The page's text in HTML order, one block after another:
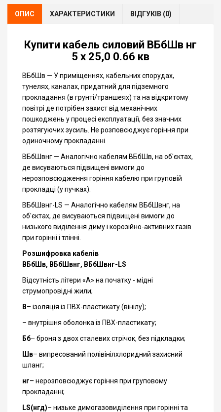
ОПИС ХАРАКТЕРИСТИКИ ВІДГУКІВ (0)
Купити кабель силовий ВБбШв нг
5 x 25,0 0.66 кв
ВБбШв — У приміщеннях, кабельних спорудах,
тунелях, каналах, придатний для підземного
прокладання (в грунті/траншеях) та на відкритому
повітрі де потрібен захист від механічних
пошкоджень у процесі експлуатації, без значних
розтягуючих зусиль. Не розповсюджує горіння при
одиночному прокладанні.
ВБбШвнг — Аналогічно кабелям ВБбШв, на об'єктах,
де висуваються підвищені вимоги до
нерозповсюдження горіння кабелю при груповій
прокладці (у пучках).
ВБбШвнг-LS — Аналогічно кабелям ВБбШвнг, на
об'єктах, де висуваються підвищені вимоги до
низького виділення диму і корозійно-активних газів
при горінні і тлінні.
Розшифровка кабелів
ВБбШв, ВБбШвнг, ВБбШвнг-LS
Відсутність літери «А» на початку - мідні
струмопровідні жили;
В– ізоляція із ПВХ-пластикату (вінілу);
– внутрішня оболонка із ПВХ-пластикату;
Бб– броня з двох сталевих стрічок, без підкладки;
Шв– випресований полівінілхлоридний захисний
шланг;
нг– нерозповсюджує горіння при груповому
прокладанні;
LS(нгд)– низьке димогазовиділення при горінні та